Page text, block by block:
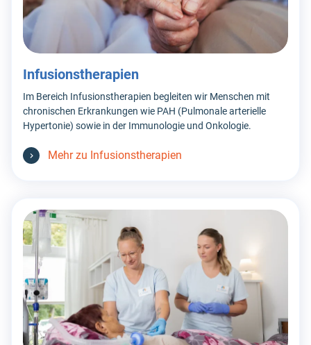
Infusionstherapien
Im Bereich Infusionstherapien begleiten wir Menschen mit
chronischen Erkrankungen wie PAH (Pulmonale arterielle
Hypertonie) sowie in der Immunologie und Onkologie.
Mehr zu Infusionstherapien